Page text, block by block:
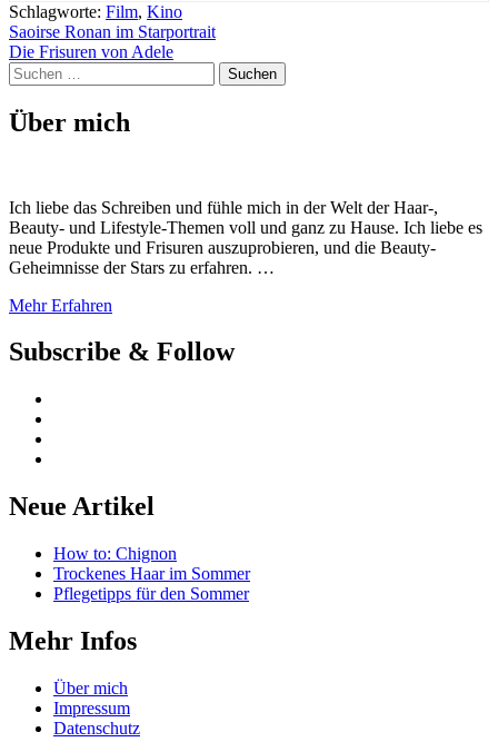
Schlagworte: Film, Kino
Beitragsnavigation
Saoirse Ronan im Starportrait
Die Frisuren von Adele
Suchen
nach:
Über mich
Ich liebe das Schreiben und fühle mich in der Welt der Haar-,
Beauty- und Lifestyle-Themen voll und ganz zu Hause. Ich liebe es
neue Produkte und Frisuren auszuprobieren, und die Beauty-
Geheimnisse der Stars zu erfahren. …
Mehr Erfahren
Subscribe & Follow
Neue Artikel
How to: Chignon
Trockenes Haar im Sommer
Pflegetipps für den Sommer
Mehr Infos
Über mich
Impressum
Datenschutz